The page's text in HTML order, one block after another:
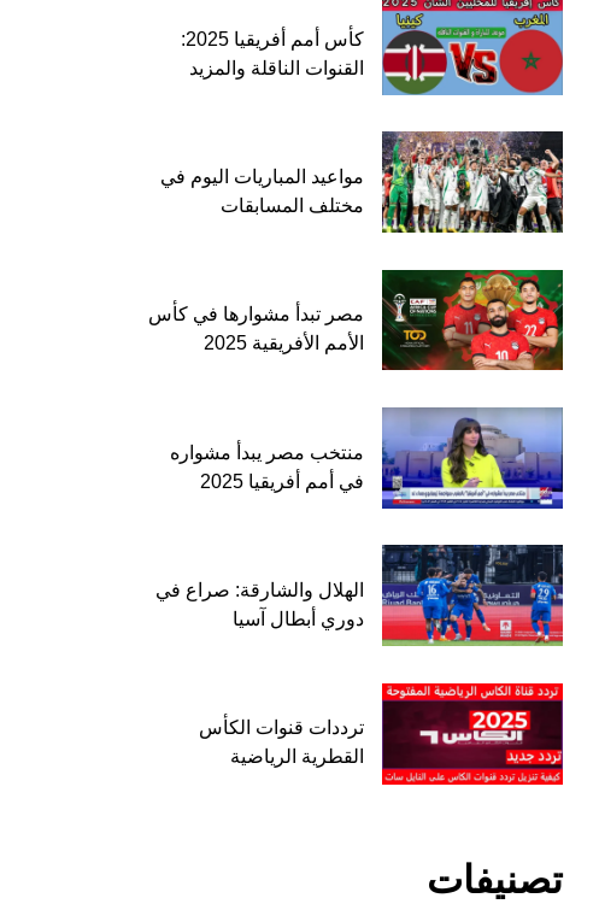
كأس أمم أفريقيا 2025:
القنوات الناقلة والمزيد
مواعيد المباريات اليوم في
مختلف المسابقات
مصر تبدأ مشوارها في كأس
الأمم الأفريقية 2025
منتخب مصر يبدأ مشواره
في أمم أفريقيا 2025
الهلال والشارقة: صراع في
دوري أبطال آسيا
ترددات قنوات الكأس
القطرية الرياضية
تصنيفات